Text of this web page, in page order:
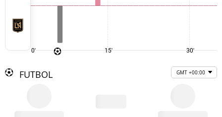
0' 15' 30'
FUTBOL GMT +00:00